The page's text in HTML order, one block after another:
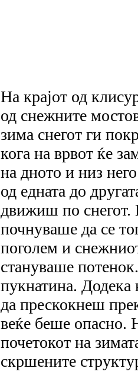
На крајот од
од снежните
зима снегот ги
кога на врвот ќе
на дното и низ
од едната до
движиш по снегот.
почнуваше да се
поголем и
стануваше
пукнатина.
да прескокнеш
веќе беше опасно.
почетокот на
скршените